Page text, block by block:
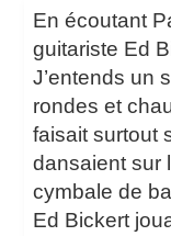
En écoutant
guitariste Ed
J’entends un
rondes et
faisait surtout
dansaient sur
cymbale de
Ed Bickert